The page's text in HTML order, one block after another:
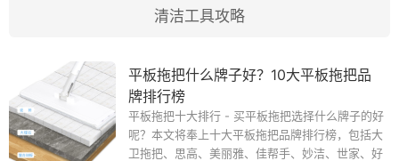
清洁工具攻略
平板拖把什么牌子好？10大平板拖把品
牌排行榜
平板拖把十大排行 - 买平板拖把选择什么牌子的好
呢？本文将奉上十大平板拖把品牌排行榜，包括大
卫拖把、思高、美丽雅、佳帮手、妙洁、世家、好